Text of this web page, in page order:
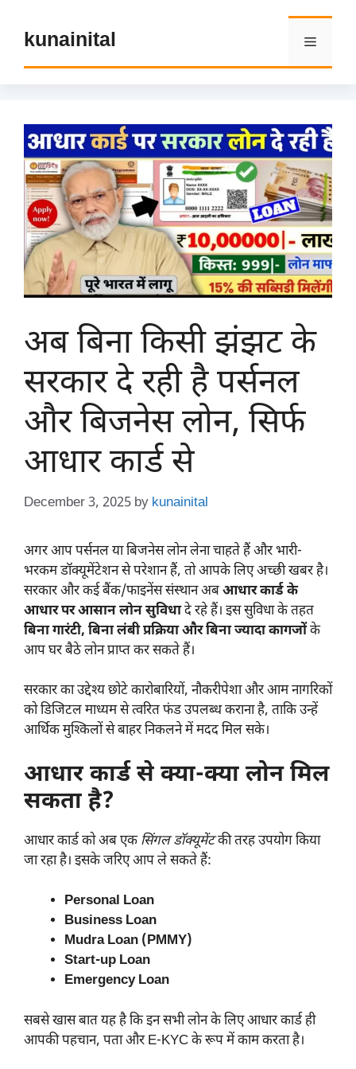
contentkunainital Menu
अब बिना किसी झंझट के
सरकार दे रही है पर्सनल
और बिजनेस लोन, सिर्फ
आधार कार्ड से
December 3, 2025 by kunainital
अगर आप पर्सनल या बिजनेस लोन लेना चाहते हैं और भारी-
भरकम डॉक्यूमेंटेशन से परेशान हैं, तो आपके लिए अच्छी खबर है।
सरकार और कई बैंक/फाइनेंस संस्थान अबआधार कार्ड के
आधार पर आसान लोन सुविधादे रहे हैं। इस सुविधा के तहत
बिना गारंटी, बिना लंबी प्रक्रिया और बिना ज्यादा कागजोंके
आप घर बैठे लोन प्राप्त कर सकते हैं।
सरकार का उद्देश्य छोटे कारोबारियों, नौकरीपेशा और आम नागरिकों
को डिजिटल माध्यम से त्वरित फंड उपलब्ध कराना है, ताकि उन्हें
आर्थिक मुश्किलों से बाहर निकलने में मदद मिल सके।
आधार कार्ड से क्या-क्या लोन मिल
सकता है?
आधार कार्ड को अब एकसिंगल डॉक्यूमेंटकी तरह उपयोग किया
जा रहा है। इसके जरिए आप ले सकते हैं:
Personal Loan
Business Loan
Mudra Loan (PMMY)
Start-up Loan
Emergency Loan
सबसे खास बात यह है कि इन सभी लोन के लिए आधार कार्ड ही
आपकी पहचान, पता और E-KYC के रूप में काम करता है।